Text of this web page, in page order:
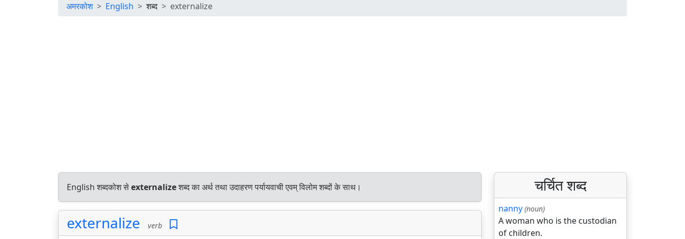
अमरकोश English शब्द externalize
English शब्दकोश सेexternalizeशब्द का अर्थ तथा उदाहरण पर्यायवाची एवम् विलोम शब्दों के साथ।
externalize verb
चर्चित शब्द
nanny (noun)
A woman who is the custodian
of children.